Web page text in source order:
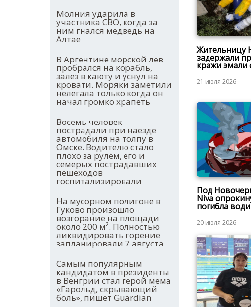
Молния ударила в
участника СВО, когда за
ним гнался медведь на
Алтае
В Аргентине морской лев
пробрался на корабль,
залез в каюту и уснул на
кровати. Моряки заметили
нелегала только когда он
начал громко храпеть
Восемь человек
пострадали при наезде
автомобиля на толпу в
Омске. Водителю стало
плохо за рулём, его и
семерых пострадавших
пешеходов
госпитализировали
На мусорном полигоне в
Гуково произошло
возгорание на площади
около 200 м². Полностью
ликвидировать горение
запланировали 7 августа
Самым популярным
кандидатом в президенты
в Венгрии стал герой мема
«Гарольд, скрывающий
боль», пишет Guardian
Жительницу
задержали
кражи эмали
21 июля 2026
Под
Niva
погибла
20 июля 2026